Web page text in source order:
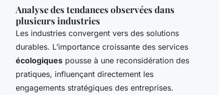
Analyse des tendances observées dans
plusieurs industries
Les industries convergent vers des solutions
durables. L’importance croissante des services
écologiques pousse à une reconsidération des
pratiques, influençant directement les
engagements stratégiques des entreprises.